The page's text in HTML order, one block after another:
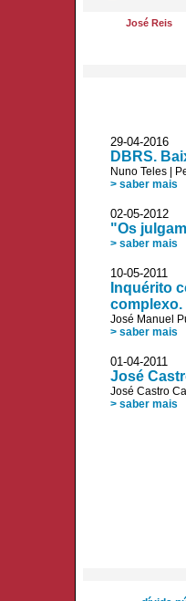
José Reis
29-04-2016
DBRS.
Nuno Teles
> saber mais
02-05-2012
"Os
> saber mais
10-05-
Inquérito
complexo.
José Manuel
> saber mais
01-04-2011
José
José Castro
> saber mais